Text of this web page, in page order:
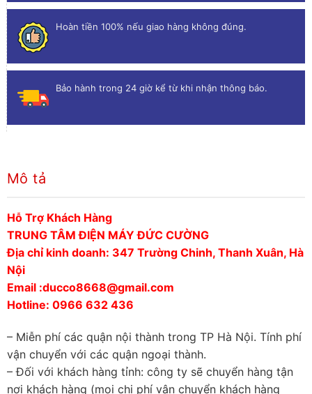
Hoàn tiền 100% nếu giao hàng không đúng.
Bảo hành trong 24 giờ kể từ khi nhận thông báo.
Mô tả
Hỗ Trợ Khách Hàng
TRUNG TÂM ĐIỆN MÁY ĐỨC CƯỜNG
Địa chỉ kinh doanh: 347 Trường Chinh, Thanh Xuân, Hà
Nội
Email :ducco8668@gmail.com
Hotline: 0966 632 436
– Miễn phí các quận nội thành trong TP Hà Nội. Tính phí
vận chuyển với các quận ngoại thành.
– Đối với khách hàng tỉnh: công ty sẽ chuyển hàng tận
nơi khách hàng (mọi chi phí vận chuyển khách hàng